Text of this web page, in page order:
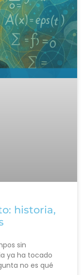
historia,
sin
ya ha tocado
no es qué